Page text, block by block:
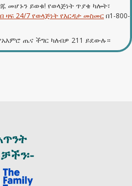
መሆኑን ይወቁ! የወላጅነት ጥያቄ ካሎት፣
ዛፍ 24/7 የወላጅነት የእርዳታ መስመር በ1-800-
ጤና ችግር ካለብዎ 211 ይደውሉ።